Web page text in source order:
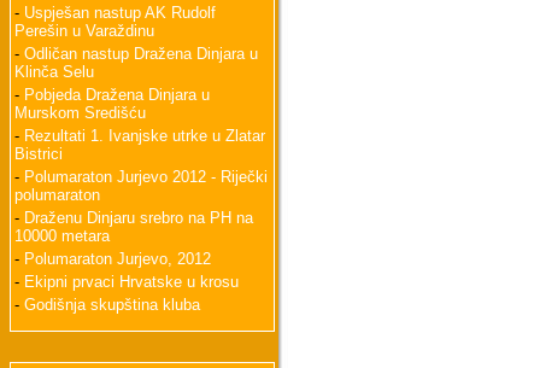
- Uspješan nastup AK Rudolf
Perešin u Varaždinu
- Odličan nastup Dražena Dinjara u
Klinča Selu
- Pobjeda Dražena Dinjara u
Murskom Središću
- Rezultati 1. Ivanjske utrke u Zlatar
Bistrici
- Polumaraton Jurjevo 2012 - Riječki
polumaraton
- Draženu Dinjaru srebro na PH na
10000 metara
- Polumaraton Jurjevo, 2012
- Ekipni prvaci Hrvatske u krosu
- Godišnja skupština kluba